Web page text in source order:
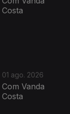
Costa
01 ago. 2026
Com Vanda
Costa